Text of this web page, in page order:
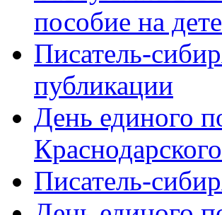
пособие на
Писатель-
публикации
День единого
Писатель-